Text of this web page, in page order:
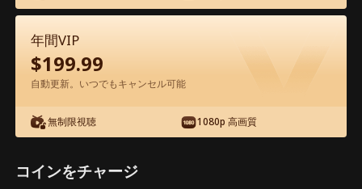
エピソード25 - 夫の二重生活〜 億万長者
の正体を暴く！〜 映画フル
1-50 51-60
25 28
年間VIP
$199.99
自動更新。いつでもキャンセル可能
無制限視聴 1080p 高画質
コインをチャージ